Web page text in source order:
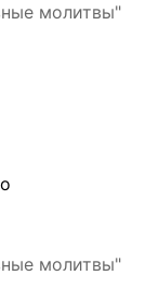
молитвы"
молитвы"